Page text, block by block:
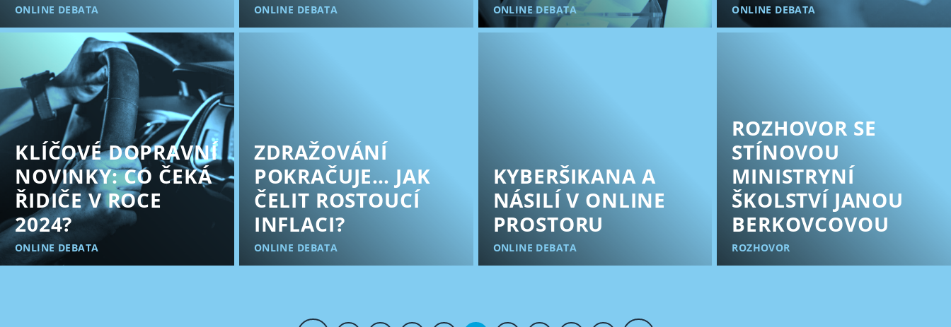
ONLINE DEBATA ONLINE DEBATA ONLINE DEBATA ONLINE DEBATA
KLÍČOVÉ DOPRAVNÍ
NOVINKY: CO ČEKÁ
ŘIDIČE V ROCE
2024?
ONLINE DEBATA
ZDRAŽOVÁNÍ
POKRAČUJE… JAK
ČELIT ROSTOUCÍ
INFLACI?
ONLINE DEBATA
KYBERŠIKANA A
NÁSILÍ V ONLINE
PROSTORU
ONLINE DEBATA
ROZHOVOR SE
STÍNOVOU
MINISTRYNÍ
ŠKOLSTVÍ JANOU
BERKOVCOVOU
ROZHOVOR